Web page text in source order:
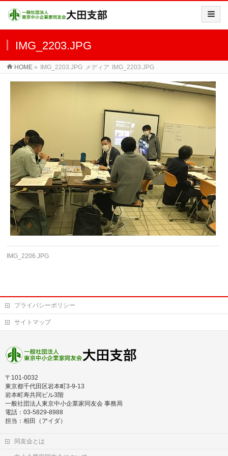
IMG_2203.JPG
HOME » IMG_2203.JPG メディア IMG_2203.JPG
IMG_2206.JPG
プライバシーポリシー
サイトマップ
〒101-0032
東京都千代田区岩本町3-9-13
岩本町寿共同ビル3階
一般社団法人東京中小企業家同友会 事務局
電話：03-5829-8988
担当：相田（アイダ）
同友会とは